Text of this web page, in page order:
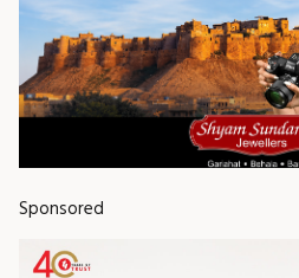
Sponsored